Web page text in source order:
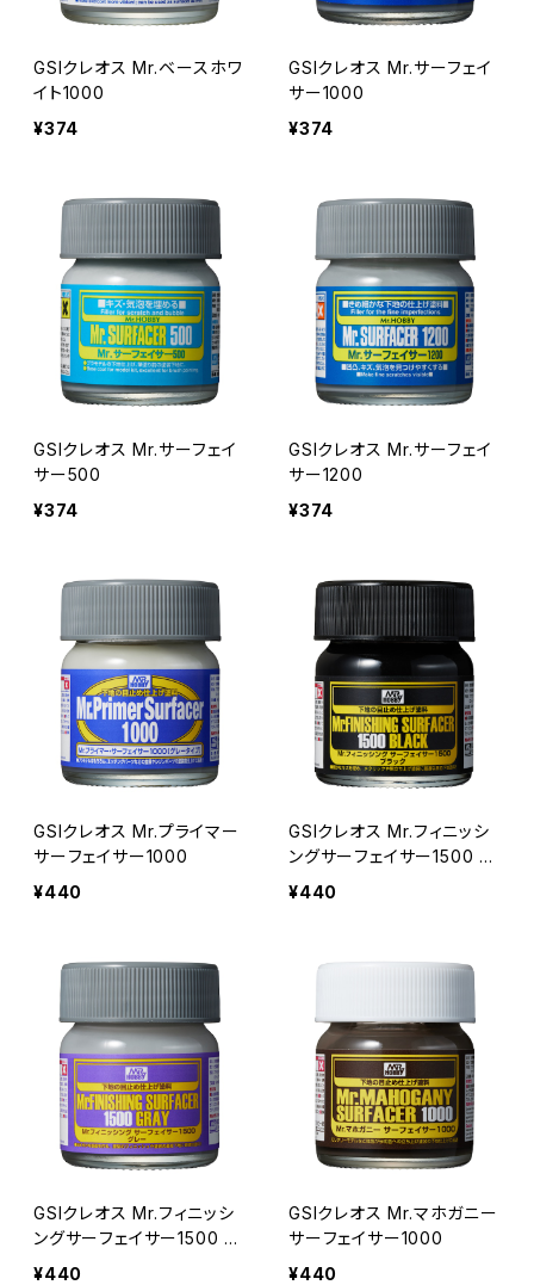
GSIクレオス Mr.ベースホワ
イト1000
¥374
GSIクレオス Mr.サーフェイ
サー1000
¥374
GSIクレオス Mr.サーフェイ
サー500
¥374
GSIクレオス Mr.サーフェイ
サー1200
¥374
GSIクレオス Mr.プライマー
サーフェイサー1000
¥440
GSIクレオス Mr.フィニッシ
ングサーフェイサー1500 ブ
ラック
¥440
GSIクレオス Mr.フィニッシ
ングサーフェイサー1500 グ
レー
¥440
GSIクレオス Mr.マホガニー
サーフェイサー1000
¥440